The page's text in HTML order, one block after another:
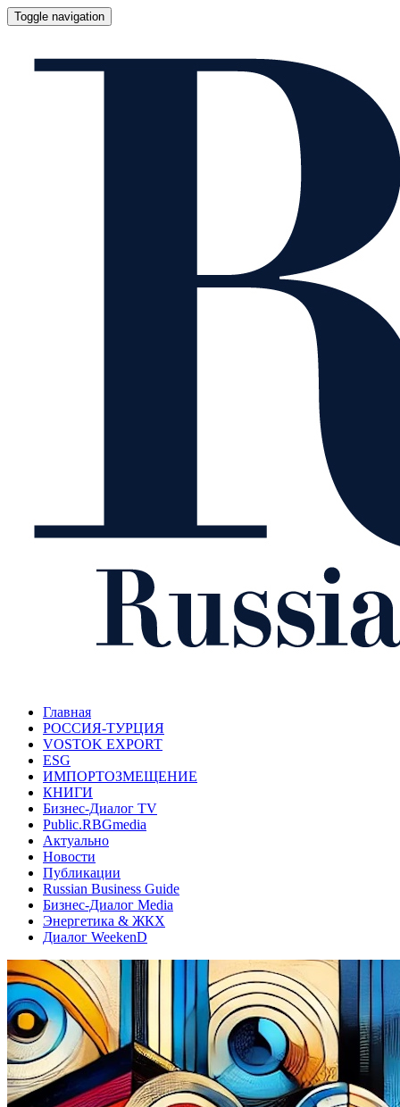
Toggle navigation
Главная
РОССИЯ-ТУРЦИЯ
VOSTOK EXPORT
ESG
ИМПОРТОЗМЕЩЕНИЕ
КНИГИ
Бизнес-Диалог TV
Public.RBGmedia
Актуально
Новости
Публикации
Russian Business Guide
Бизнес-Диалог Media
Энергетика & ЖКХ
Диалог WeekenD